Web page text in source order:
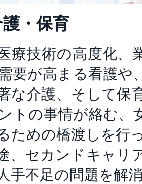
・保育
療技術の高度化、
要が高まる看護や
な介護、そして保
トの事情が絡む、
ための橋渡しを行
、セカンドキャリ
手不足の問題を解